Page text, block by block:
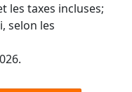
les taxes incluses;
selon les